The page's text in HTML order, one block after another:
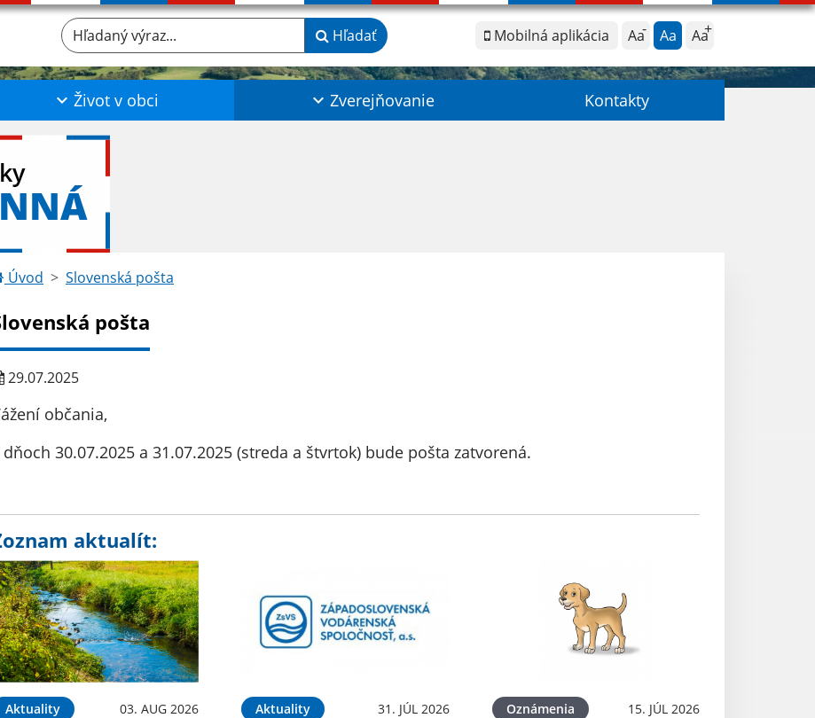
Mobilná aplikácia Aa Aa Aa
Hľadaný výraz... Hľadať
Život v obci Zverejňovanie Kontakty
Úvod Slovenská pošta
pošta
29.07.2025
občania,
dňoch 30.07.2025 a 31.07.2025 (streda a štvrtok) bude pošta zatvorená.
aktualít:
Aktuality 03. AUG 2026 Aktuality 31. JÚL 2026 Oznámenia 15. JÚL 2026